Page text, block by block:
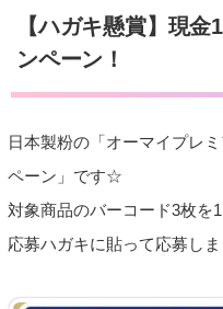
【ハガキ懸賞】現
ンペーン！
日本製粉の「オーマイプレ
ペーン」です☆
対象商品のバーコード3枚を
応募ハガキに貼って応募しま